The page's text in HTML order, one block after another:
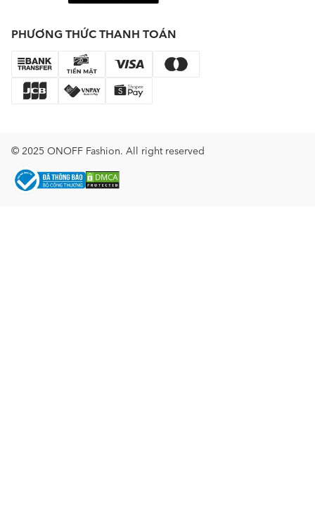
PHƯƠNG THỨC THANH TOÁN
© 2025 ONOFF Fashion. All right reserved